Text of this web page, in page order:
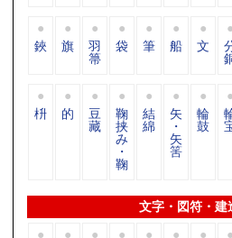
鋏 旗 羽
箒
袋 筆 船 文
枡 的 豆
藏
鞠
挟
み
・
鞠
結
綿
矢
・
矢
筈
輪
鼓
文字・図符・建